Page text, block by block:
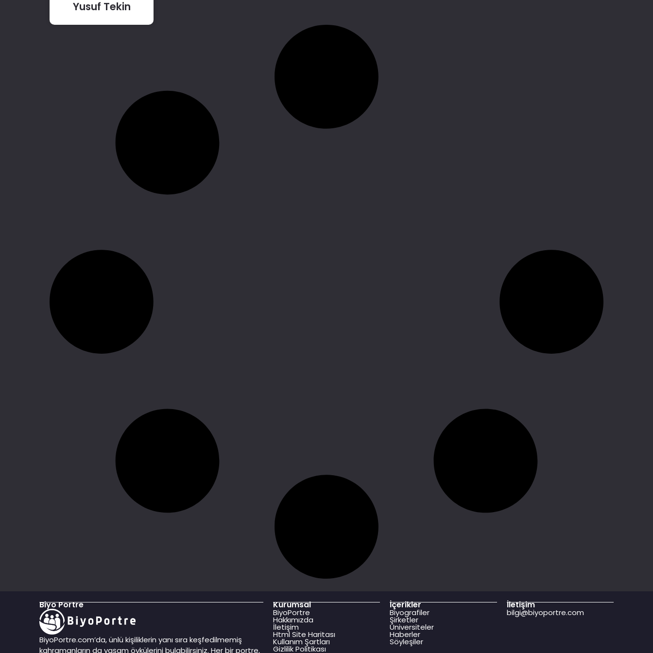
Yusuf Tekin
Biyo Portre
BiyoPortre.com’da, ünlü kişiliklerin yanı sıra keşfedilmemiş
kahramanların da yaşam öykülerini bulabilirsiniz. Her bir portre,
Kurumsal
BiyoPortre
Hakkımızda
İletişim
Html Site Haritası
Kullanım Şartları
Gizlilik Politikası
İçerikler
Biyografiler
Şirketler
Üniversiteler
Haberler
Söyleşiler
İletişim
bilgi@biyoportre.com